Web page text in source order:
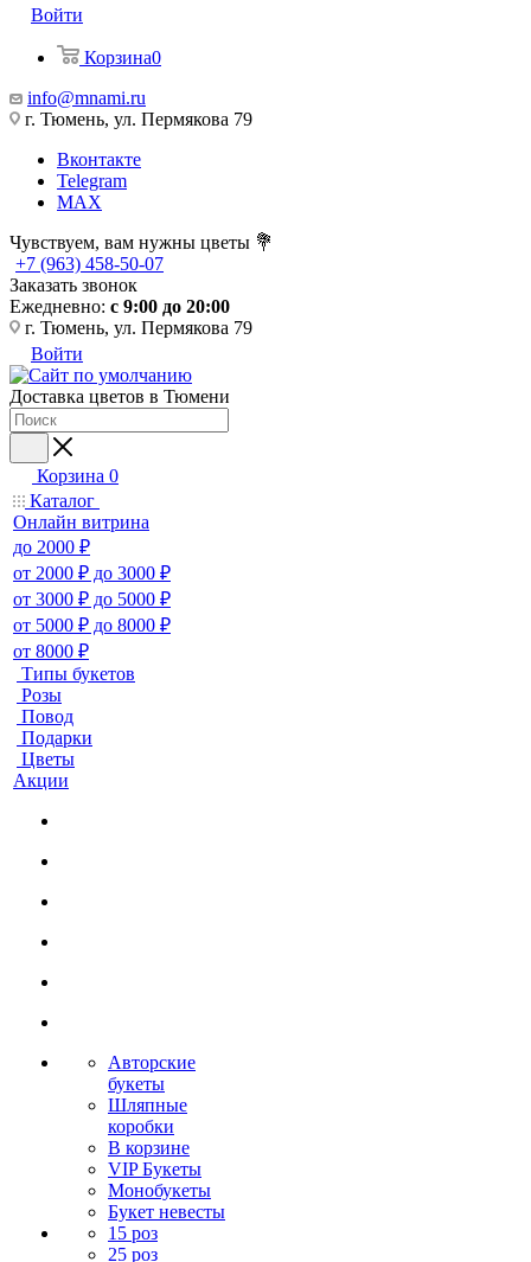
Войти
Корзина0
info@mnami.ru
г. Тюмень, ул. Пермякова 79
Вконтакте
Telegram
MAX
Чувствуем, вам нужны цветы 💐
+7 (963) 458-50-07
Заказать звонок
Ежедневно: с 9:00 до 20:00
г. Тюмень, ул. Пермякова 79
Войти
Доставка цветов в Тюмени
Корзина 0
Каталог
Онлайн витрина
до 2000 ₽
от 2000 ₽ до 3000 ₽
от 3000 ₽ до 5000 ₽
от 5000 ₽ до 8000 ₽
от 8000 ₽
Типы букетов
Розы
Повод
Подарки
Цветы
Акции
Авторские
букеты
Шляпные
коробки
В корзине
VIP Букеты
Монобукеты
Букет невесты
15 роз
25 роз